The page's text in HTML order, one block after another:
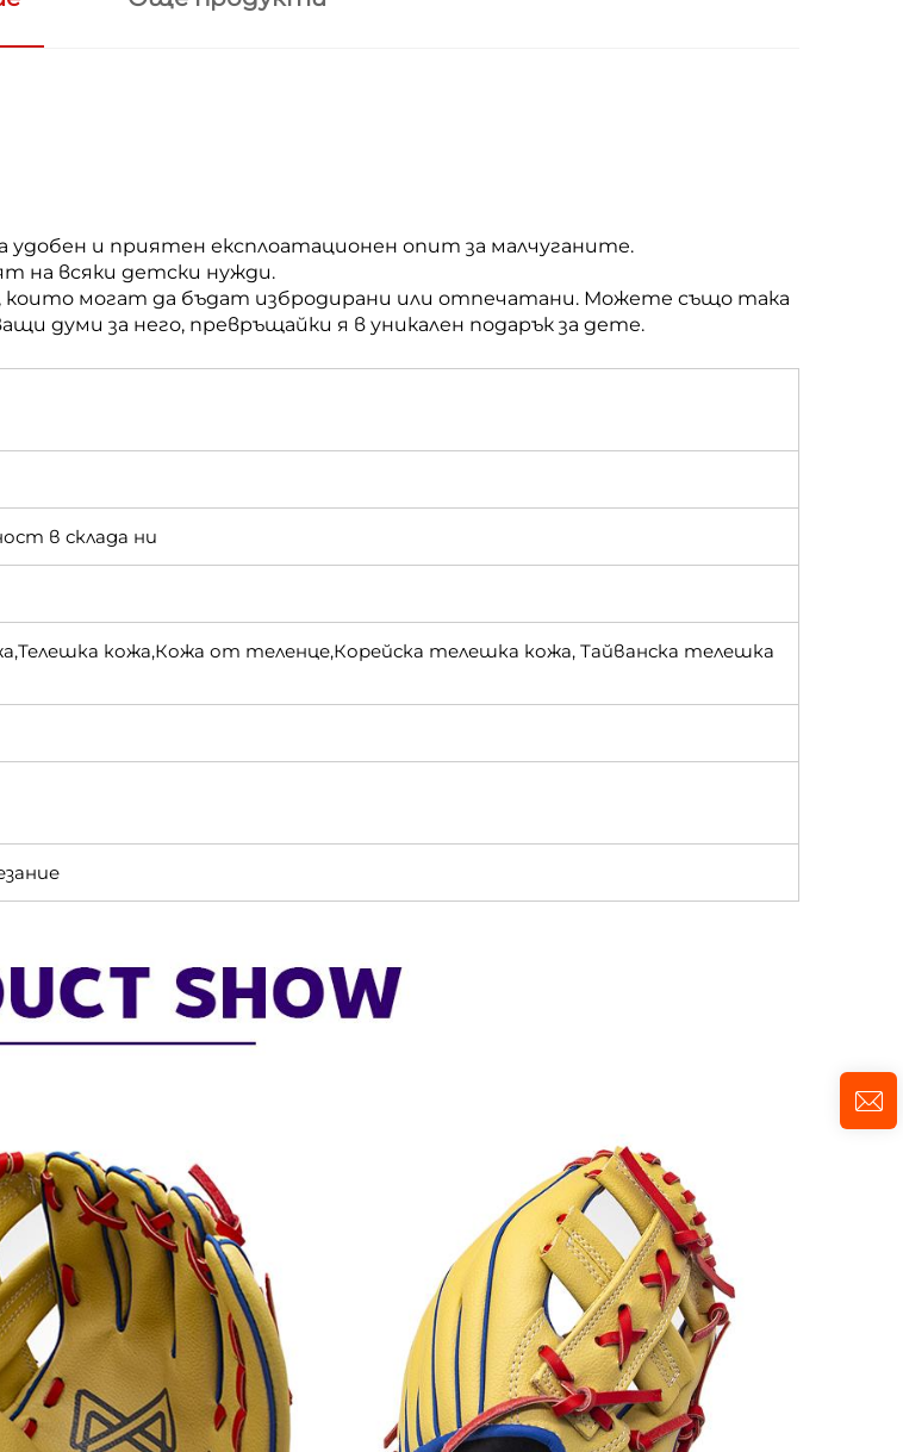
удобен и приятен експлоатационен опит за малчуганите.
на всяки детски нужди.
които могат да бъдат избродирани или отпечатани. Можете също така
думи за него, превръщайки я в уникален подарък за дете.
в склада ни
кожа,Кожа от теленце,Корейска телешка кожа, Тайванска телешка